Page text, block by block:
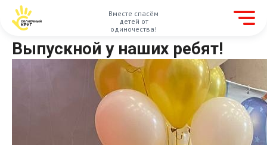
Вместе спасём
детей от
одиночества!
Выпускной у наших ребят!